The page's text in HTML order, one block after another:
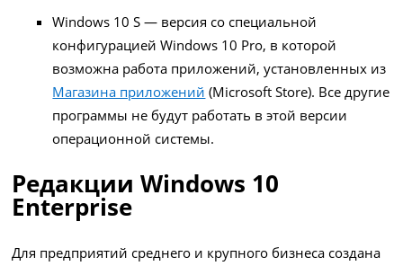
Windows 10 S — версия со специальной
конфигурацией Windows 10 Pro, в которой
возможна работа приложений, установленных из
Магазина приложений (Microsoft Store). Все другие
программы не будут работать в этой версии
операционной системы.
Редакции Windows 10
Enterprise
Для предприятий среднего и крупного бизнеса создана